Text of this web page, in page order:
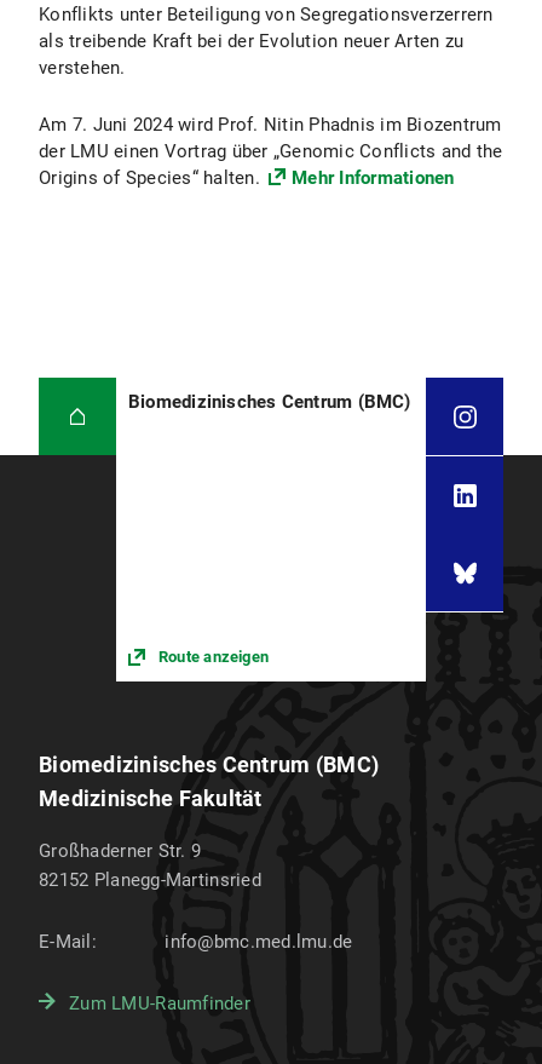
Konflikts unter Beteiligung von Segregationsverzerrern
als treibende Kraft bei der Evolution neuer Arten zu
verstehen.
Am 7. Juni 2024 wird Prof. Nitin Phadnis im Biozentrum
der LMU einen Vortrag über „Genomic Conflicts and the
Origins of Species“ halten.
Mehr Informationen
Biomedizinisches Centrum (BMC)
Route anzeigen
Biomedizinisches Centrum (BMC)
Medizinische Fakultät
Großhaderner Str. 9
82152 Planegg-Martinsried
E-Mail: info@bmc.med.lmu.de
Zum LMU-Raumfinder